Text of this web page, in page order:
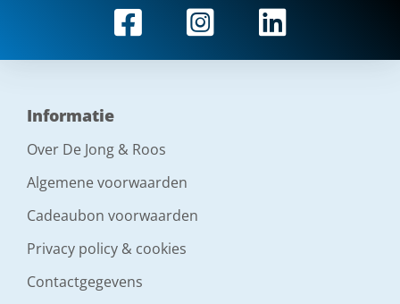
Informatie
Over De Jong & Roos
Algemene voorwaarden
Cadeaubon voorwaarden
Privacy policy & cookies
Contactgegevens